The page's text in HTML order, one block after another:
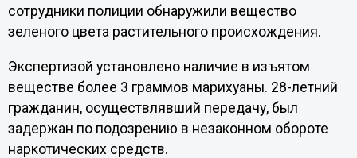
сотрудники полиции обнаружили вещество
зеленого цвета растительного происхождения.
Экспертизой установлено наличие в изъятом
веществе более 3 граммов марихуаны. 28-летний
гражданин, осуществлявший передачу, был
задержан по подозрению в незаконном обороте
наркотических средств.